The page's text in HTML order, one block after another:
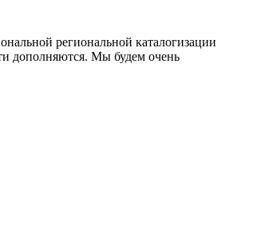
региональной каталогизации
дополняются. Мы будем очень